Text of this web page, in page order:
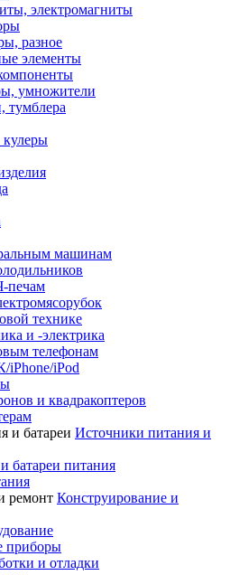
электромагниты
разное
элементы
умножители
тумблера
машинам
печам
технике
и -электрика
телефонам
iPhone/iPod
и квадракоптеров
Источники питания и
батареи питания
Конструирование и
приборы
и отладки